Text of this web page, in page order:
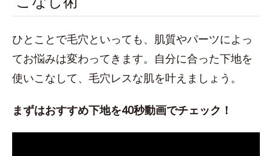
ひとことで毛穴といっても、肌質やパーツによっ
てお悩みは変わってきます。自分に合った下地を
使いこなして、毛穴レスな肌を叶えましょう。
まずはおすすめ下地を40秒動画でチェック！